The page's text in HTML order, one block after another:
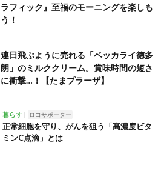
ラフィック』至福のモーニングを楽しも
う！
連日飛ぶように売れる「ベッカライ徳多
朗」のミルククリーム。賞味時間の短さ
に衝撃…！【たまプラーザ】
暮らす ロコサポーター
正常細胞を守り、がんを狙う「高濃度ビタ
ミンC点滴」とは